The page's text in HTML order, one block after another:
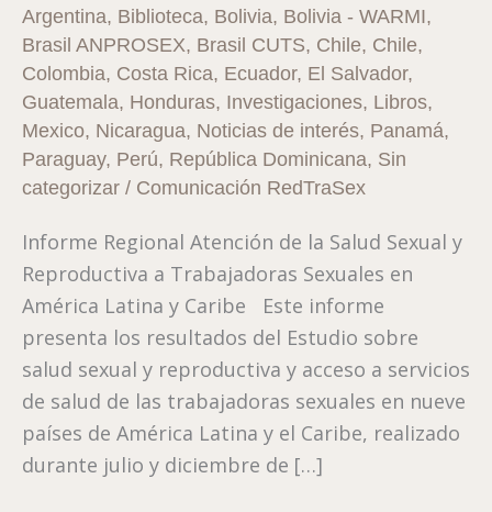
Argentina, Biblioteca, Bolivia, Bolivia - WARMI,
Brasil ANPROSEX, Brasil CUTS, Chile, Chile,
Colombia, Costa Rica, Ecuador, El Salvador,
Guatemala, Honduras, Investigaciones, Libros,
Mexico, Nicaragua, Noticias de interés, Panamá,
Paraguay, Perú, República Dominicana, Sin
categorizar / Comunicación RedTraSex
Informe Regional Atención de la Salud Sexual y
Reproductiva a Trabajadoras Sexuales en
América Latina y Caribe Este informe
presenta los resultados del Estudio sobre
salud sexual y reproductiva y acceso a servicios
de salud de las trabajadoras sexuales en nueve
países de América Latina y el Caribe, realizado
durante julio y diciembre de […]
la
Salud
Sexual
y
Reproductiva
a
Sexuales
en
América
Latina
y
Caribe